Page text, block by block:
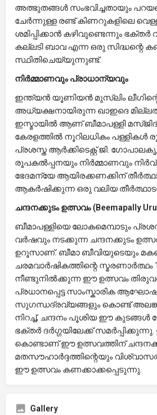
അത്ഭുതങ്ങൾ സംഭവിച്ചതായും
ചേർന്നുള്ള രണ്ട് കിണറുകളിലെ
ശമിപ്പിക്കാൻ കഴിവുണ്ടെന്നും
കല്ലടി ബാവ എന്ന ഒരു സിദ്ധന്റെ
സ്ഥിതിചെയ്യുന്നുണ്ട്.
നിർമ്മാണവും പ്രാധാന്യവും
​ഇന്ത്യൻ യൂണിയൻ മുസ്‌ലിം
അധ്യക്ഷനായിരുന്ന ഖാഇദെ
ഇസ്മായിൽ ആണ് ബീമാപള്ളി
കേരളത്തിൽ നൂറിലധികം
പ്രശസ്ത ആർക്കിടെക്റ്റ് ജി.
രൂപകൽപ്പനയും നിർമ്മാണവും
ഭേദമന്യേ ആയിരക്കണക്കിന്
ആകർഷിക്കുന്ന ഒരു വലിയ
ചന്ദനക്കുടം ഉത്സവം (Beemapally
​ബീമാപള്ളിയെ ലോകമെമ്പാടും
വർഷവും നടക്കുന്ന ചന്ദനക്കുടം
ഉറൂസാണ്. ബീമാ ബീവിയുടെയും
ചരമവാർഷികത്തിന്റെ സ്മരണാർത്ഥം
നീണ്ടുനിൽക്കുന്ന ഈ ഉത്സവം
പ്രധാനപ്പെട്ട സാംസ്കാരിക
സുഗന്ധദ്രവ്യങ്ങളും കൊണ്ട്
നിറച്ച്, ചന്ദനം പൂശിയ ഈ
ഭക്തർ ദർഗ്ഗയിലേക്ക്
കൊണ്ടാണ് ഈ ഉത്സവത്തിന്
മതസൗഹാർദ്ദത്തിന്റെയും
ഈ ഉത്സവം കണക്കാക്കപ്പെടുന്നു.
Gallery